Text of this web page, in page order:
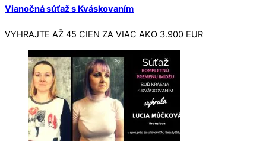
Vianočná súťaž s Kváskovaním
VYHRAJTE AŽ 45 CIEN ZA VIAC AKO 3.900 EUR